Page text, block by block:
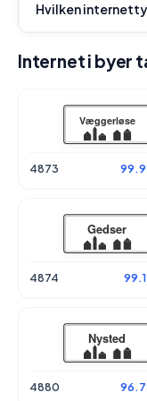
Hvilken
Internet i byer
4873
4874
4880